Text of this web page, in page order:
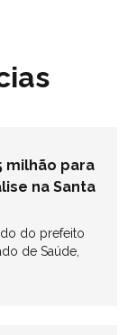
milhão para
na Santa
do prefeito
de Saúde,